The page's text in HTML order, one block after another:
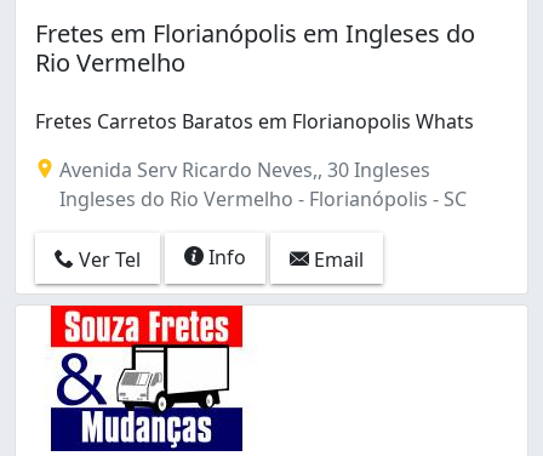
Fretes em Florianópolis em Ingleses do
Rio Vermelho
Fretes Carretos Baratos em Florianopolis Whats
Avenida Serv Ricardo Neves,, 30 Ingleses
Ingleses do Rio Vermelho - Florianópolis - SC
Ver Tel Info Email